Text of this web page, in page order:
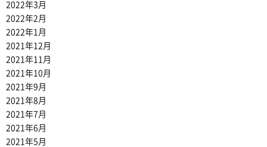
2022年3月
2022年2月
2022年1月
2021年12月
2021年11月
2021年10月
2021年9月
2021年8月
2021年7月
2021年6月
2021年5月